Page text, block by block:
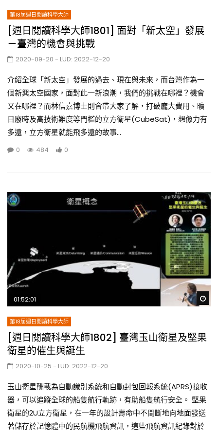
第18屆週日閱讀科學大師
[週日閱讀科學大師1801] 面對「新太空」發展
－臺灣的機會與挑戰
2020-09-20 - LUD: 2022-12-20
介紹全球「新太空」發展的過去、現在與未來，而台灣作為一
個新興太空國家，面對此一新浪潮，我們的挑戰在哪裡？機會
又在哪裡？而林信嘉博士則會帶大家了解，打破龐大費用、曠
日廢時及高技術難度等門檻的立方衛星(CubeSat)，想像力有
多遠，立方衛星就能飛多遠的故事...
0 484 0
01:52:01
第18屆週日閱讀科學大師
[週日閱讀科學大師1802] 臺灣玉山衛星及堅果
衛星的催生與誕生
2020-10-25 - LUD: 2022-12-20
玉山衛星酬載為自動識別系統和自動封包回報系統(APRS)接收
器，可以追蹤全球的船隻航行軌跡，有助船隻航行安全。 堅果
衛星的2U立方衛星，在一年的設計壽命中不間斷地向地面發送
著儲存於記憶體中的民航機飛航資訊，這些飛航資訊紀錄對於